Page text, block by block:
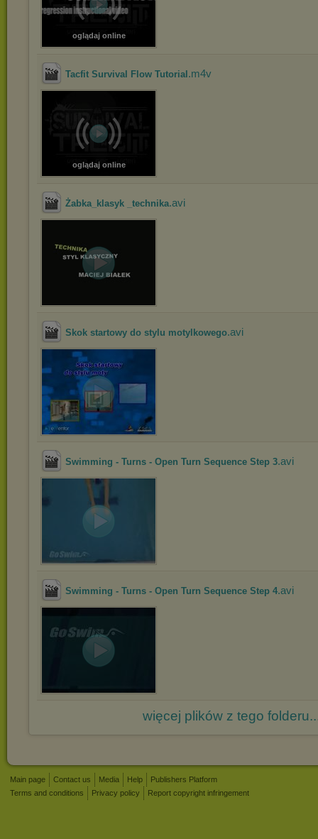
oglądaj online
Tacfit Survival Flow Tutorial .m4v
oglądaj online
Żabka_klasyk _technika.avi
Skok startowy do stylu motylkowego.avi
Swimming - Turns - Open Turn Sequence Step 3.avi
Swimming - Turns - Open Turn Sequence Step 4.avi
więcej plików z tego
Main page Contact us Media Help
Publishers Platform
Terms and conditions
Privacy policy Report copyright infringement